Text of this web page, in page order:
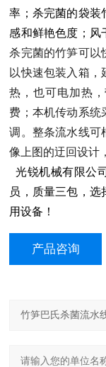
率；杀完菌的袋装
感和鲜艳色度；风
杀完菌的竹笋可以
以快速包装入箱
热，也可电加热
费；本机传动系统
调。整条流水线可
像上图的迂回设计
光锐机械有限公
员，质量三包，
用设备！
产品咨询